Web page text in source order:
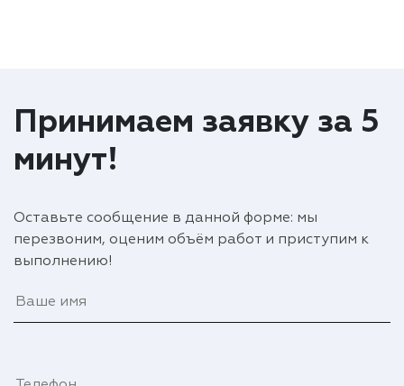
Принимаем заявку за 5
минут!
Оставьте сообщение в данной форме: мы
перезвоним, оценим объём работ и приступим к
выполнению!